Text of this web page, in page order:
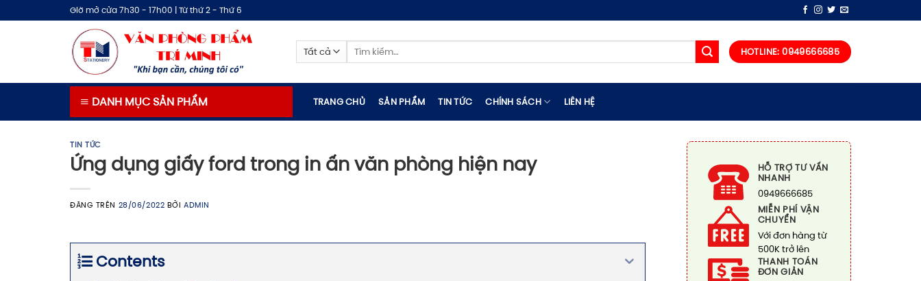
qua
Giờ mở cửa 7h30 - 17h00 | Từ thứ 2 - Thứ 6
Tìm
HOTLINE: 0949666685
DANH MỤC SẢN PHẨM TRANG CHỦ SẢN PHẨM TIN TỨC CHÍNH SÁCH LIÊN HỆ
TIN TỨC
Ứng dụng giấy ford trong in ấn văn phòng hiện nay
ĐĂNG TRÊN 28/06/2022 BỞIADMIN
Contents
HỖ TRỢ TƯ VẤN
NHANH
0949666685
MIỄN PHÍ VẬN
CHUYỂN
Với đơn hàng từ
500K trở lên
THANH TOÁN
ĐƠN GIẢN